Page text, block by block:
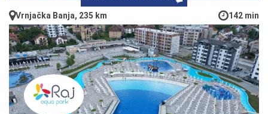
Vrnjačka Banja, 235 km 142 min